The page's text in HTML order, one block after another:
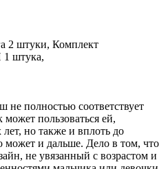
2 штуки, Комплект
1 штука,
не полностью соответствует
пользоваться ей,
лет, но также и вплоть до
может и дальше. Дело в том, что
не увязанный с возрастом и